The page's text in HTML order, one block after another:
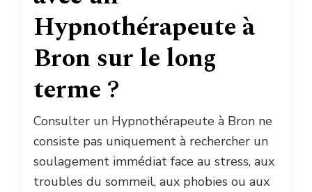
Hypnothérapeute à
Bron sur le long
terme ?
Consulter un Hypnothérapeute à Bron ne
consiste pas uniquement à rechercher un
soulagement immédiat face au stress, aux
troubles du sommeil, aux phobies ou aux